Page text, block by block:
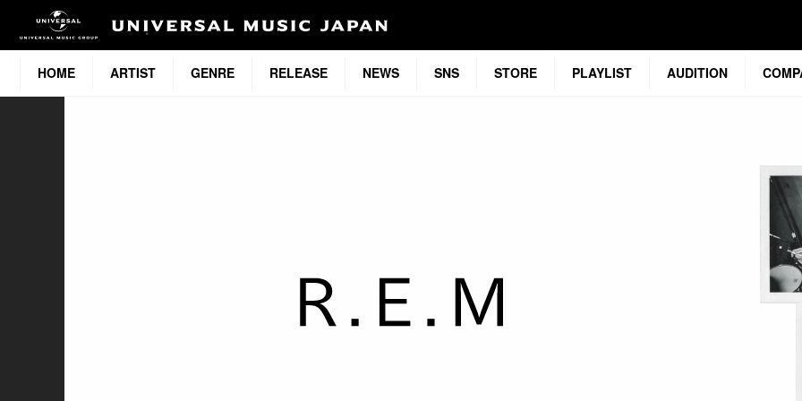
HOME ARTIST GENRE RELEASE NEWS SNS STORE PLAYLIST AUDITION